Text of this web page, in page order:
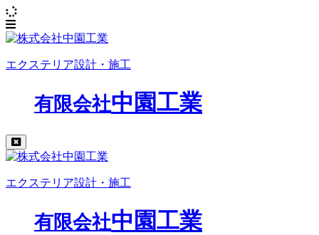
エクステリア設計・施工
有限会社中園工業
エクステリア設計・施工
有限会社中園工業